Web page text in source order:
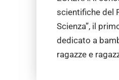
scientifiche del
Scienza”, il
dedicato a
ragazze e